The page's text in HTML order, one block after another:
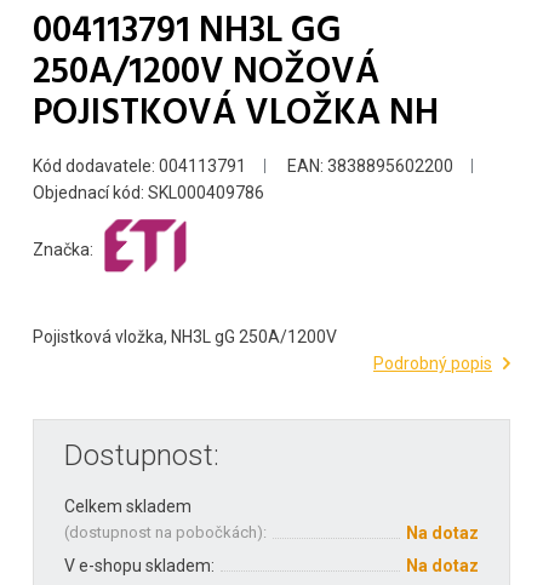
004113791 NH3L GG
250A/1200V NOŽOVÁ
POJISTKOVÁ VLOŽKA NH
Kód dodavatele: 004113791
EAN: 3838895602200
Objednací kód: SKL000409786
Značka:
Pojistková vložka, NH3L gG 250A/1200V
Podrobný popis
Dostupnost:
Celkem skladem
(dostupnost na pobočkách):
Na dotaz
V e-shopu skladem:
Na dotaz